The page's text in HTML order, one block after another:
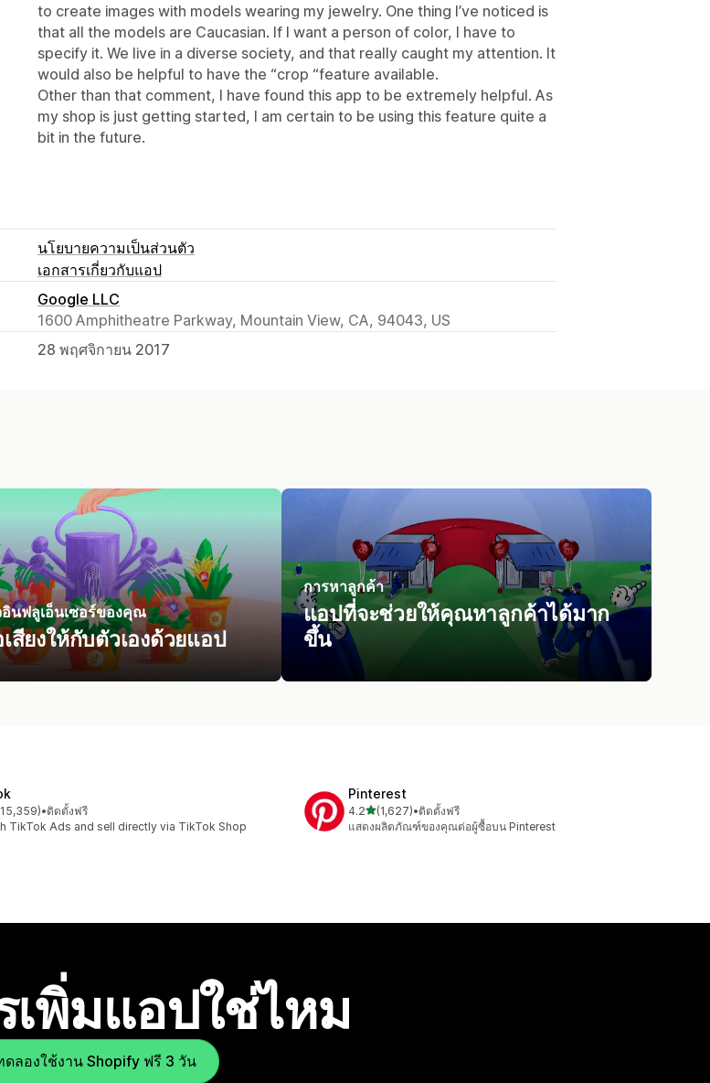
to create images with models wearing my jewelry. One thing I’ve noticed is
that all the models are Caucasian. If I want a person of color, I have to
specify it. We live in a diverse society, and that really caught my attention. It
would also be helpful to have the “crop “feature available.
Other than that comment, I have found this app to be extremely helpful. As
my shop is just getting started, I am certain to be using this feature quite a
bit in the future.
นโยบายความเป็นส่วนตัว
เอกสารเกี่ยวกับแอป
Google LLC
1600 Amphitheatre Parkway, Mountain View, CA, 94043, US
28 พฤศจิกายน 2017
นฟลูเอ็นเซอร์ของคุณ
สียงให้กับตัวเองด้วยแอป
การหาลูกค้า
แอปที่จะช่วยให้คุณหาลูกค้าได้มาก
ขึ้น
5 ดาว
15359 รีวิว
•ติดตั้งฟรี
TikTok Ads and sell directly via TikTok Shop
Pinterest
4.2เต็ม 5 ดาว
(1,627)
ทั้งหมด 1627 รีวิว
•ติดตั้งฟรี
แสดงผลิตภัณฑ์ของคุณต่อผู้ซื้อบน Pinterest
เพิ่มแอปใช่ไหม
ดลองใช้งาน Shopify ฟรี 3 วัน